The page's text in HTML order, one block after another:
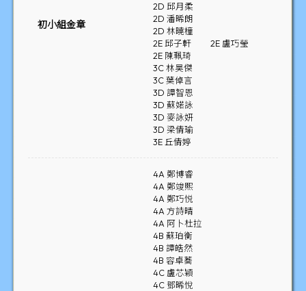
初小組金章
2D 邱月柔
2D 潘晞朗
2D 林曉橦
2E 邱子軒
2E 盧巧瑩
2E 陳珮琦
3C 林昊傑
3C 葉倬言
3D 譚智恩
3D 蘇婼詠
3D 麥詠妍
3D 梁倩瑜
3E 丘倩婷
4A 鄭博睿
4A 鄭竣熙
4A 鄭巧悦
4A 方詩晴
4A 阿卜杜拉
4B 蘇珀衡
4B 譚皓然
4B 容卓蕎
4C 盧芯穎
4C 鄧晞悅